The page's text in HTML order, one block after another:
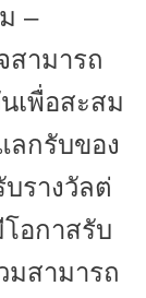
–
สามารถ
เพื่อสะสม
ลกรับของ
รางวัลต่
อกาสรับ
มสามารถ